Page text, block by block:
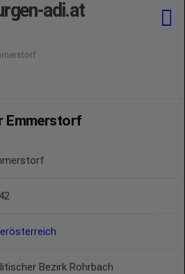
Emmerstorf
Bezirk Rohrbach